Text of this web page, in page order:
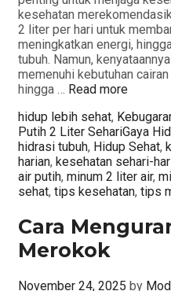
kesehatan
2 liter per hari untuk
meningkatkan energi,
tubuh. Namun,
memenuhi kebutuhan
hingga … Read more
Categories
hidup lebih sehat,
Putih 2 Liter SehariTags
Gaya
hidrasi tubuh, Hidup Sehat,
harian, kesehatan sehari-
air putih, minum 2 liter air,
sehat, tips kesehatan, tips
Cara
Merokok
November 24, 2025 by